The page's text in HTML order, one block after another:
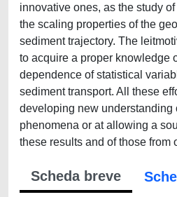
innovative ones, as the study
the scaling properties of the
sediment trajectory. The
to acquire a proper knowledge
dependence of statistical
sediment transport. All these
developing new understanding
phenomena or at allowing a
these results and of those from
Scheda breve